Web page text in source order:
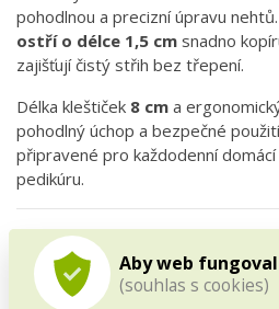
Aby web
(souhlas s cookies)
pohodlnou a precizní úpravu
ostří o délce 1,5 cm snadno
zajišťují čistý střih bez třepení.
Délka kleštiček 8 cm a
pohodlný úchop a bezpečné
připravené pro každodenní
pedikúru.
Hlavní výhody
Profesionální ostří–
střih.